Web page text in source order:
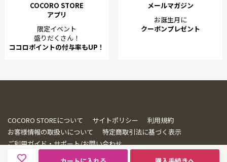
COCORO STORE
アプリ
限定イベント
盛りだくさん！
ココロポイントの付与率もUP！
メールマガジン
お誕生月に
クーポンプレゼント
COCORO STOREについて サイトポリシー
利用規約
お客様情報の取扱いについて
特定商取引法に基づく表示
ご利用ガイド・サポート/お問い合わせ